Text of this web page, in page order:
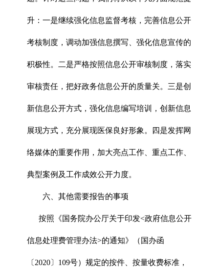
升：一是继续强化信息监督考核，完善信息公开
考核制度，调动加强信息撰写、强化信息宣传的
积极性。二是严格按照信息公开审核制度，落实
审核责任，把好政务信息公开的质量关。三是创
新信息公开方式，强化信息编写培训，创新信息
展现方式，充分展现医保良好形象。四是发挥网
络媒体的重要作用，加大亮点工作、重点工作、
典型案例及工作成效公开力度。
六、其他需要报告的事项
按照《国务院办公厅关于印发<政府信息公开
信息处理费管理办法>的通知》（国办函
〔2020〕109号）规定的按件、按量收费标准，